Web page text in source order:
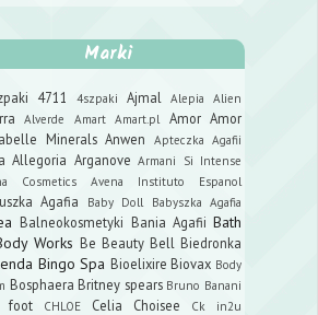
Marki
4711 4szpaki Ajmal Alepia Alien
Alverde Amart Amart.pl
Amor Amor
Minerals Anwen Apteczka Agafii
Allegoria Arganove Armani Si Intense
Cosmetics
Avena Instituto Espanol
Agafia Baby Doll Babyszka Agafia
Balneokosmetyki Bania Agafii Bath
Works Be Beauty Bell Biedronka
Bingo Spa Bioelixire Biovax Body
Bosphaera Britney spears Bruno Banani
foot CHLOE Celia Choisee Ck in2u